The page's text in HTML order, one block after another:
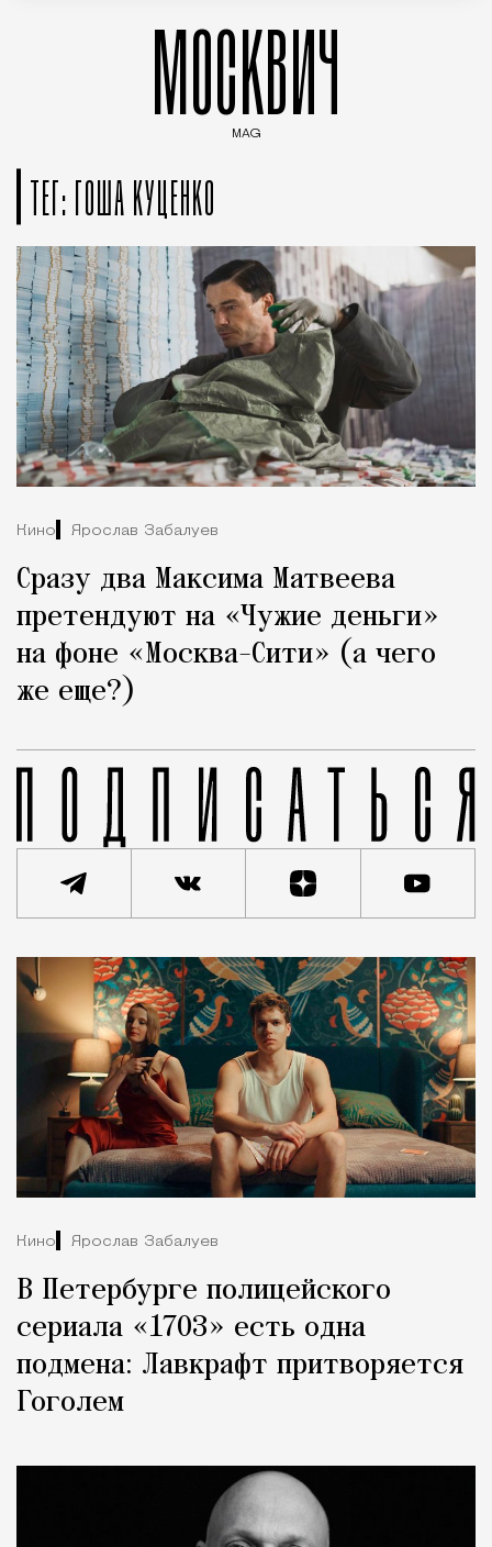
МОСКВИЧ
MAG
ТЕГ: ГОША КУЦЕНКО
Кино Ярослав Забалуев
Сразу два Максима Матвеева
претендуют на «Чужие деньги»
на фоне «Москва-Сити» (а чего
же еще?)
Кино Ярослав Забалуев
В Петербурге полицейского
сериала «1703» есть одна
подмена: Лавкрафт притворяется
Гоголем